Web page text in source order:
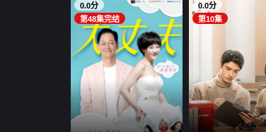
0.0分
第48集完结
0.0分
第10集